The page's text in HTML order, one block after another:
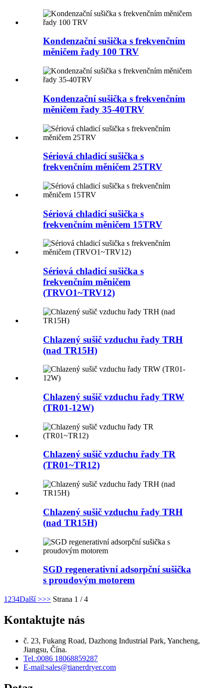
Kondenzační sušička s frekvenčním
měničem řady 100 TRV
Kondenzační sušička s frekvenčním
měničem řady 35-40TRV
Sériová chladicí sušička s
frekvenčním měničem 25TRV
Sériová chladicí sušička s
frekvenčním měničem 15TRV
Sériová chladicí sušička s
frekvenčním měničem
(TRVO1~TRV12)
Chlazený sušič vzduchu řady TRH
(nad TR15H)
Chlazený sušič vzduchu řady TRW
(TR01-12W)
Chlazený sušič vzduchu řady TR
(TR01~TR12)
Chlazený sušič vzduchu řady TRH
(nad TR15H)
SGD regenerativní adsorpční sušička
s proudovým motorem
1 234Další >>> Strana 1 / 4
Kontaktujte nás
č. 23, Fukang Road, Dazhong Industrial Park, Yancheng,
Jiangsu, Čína.
Tel.:0086 18068859287
E-mail:sales@tianerdryer.com